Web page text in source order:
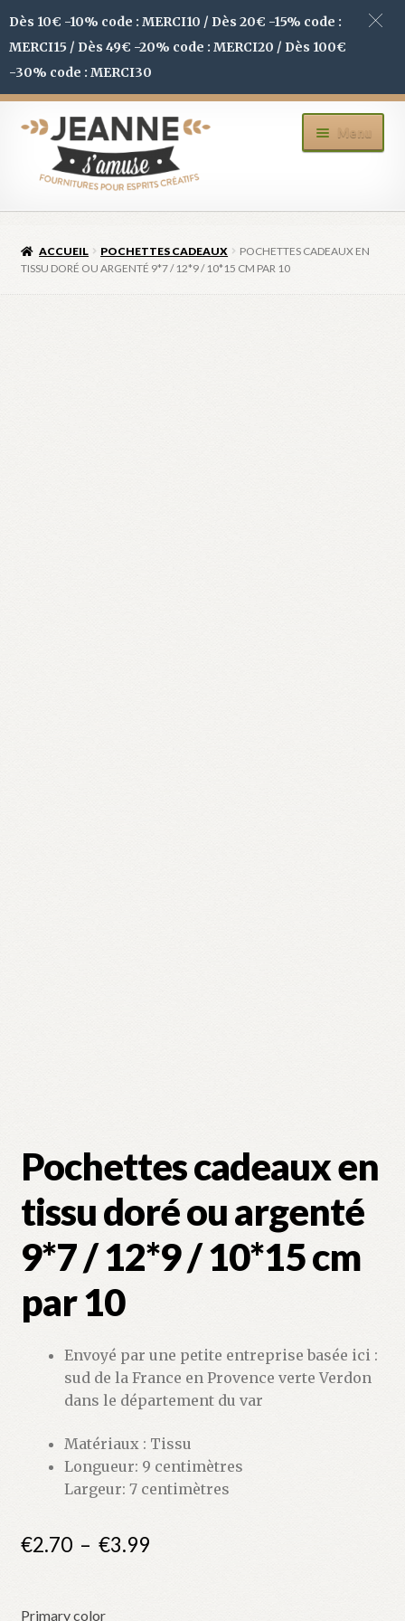
Dès 10€ -10% code : MERCI10 / Dès 20€ -15% code :
MERCI15 / Dès 49€ -20% code : MERCI20 / Dès 100€
-30% code : MERCI30
Aller
navigation
Aller
contenu
Menu
BOUTIQUE
ACCUEIL POCHETTES CADEAUX
POCHETTES CADEAUX EN
TISSU DORÉ OU ARGENTÉ 9*7 / 12*9 / 10*15 CM PAR 10
Pochettes cadeaux en
tissu doré ou argenté
9*7 / 12*9 / 10*15 cm
par 10
Envoyé par une petite entreprise basée ici :
sud de la France en Provence verte Verdon
dans le département du var
Matériaux : Tissu
Longueur: 9 centimètres
Largeur: 7 centimètres
€2.70 – €3.99Plage
Primary color